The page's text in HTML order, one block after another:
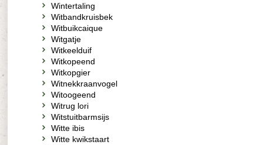
Wintertaling
Witbandkruisbek
Witbuikcaique
Witgatje
Witkeelduif
Witkopeend
Witkopgier
Witnekkraanvogel
Witoogeend
Witrug lori
Witstuitbarmsijs
Witte ibis
Witte kwikstaart